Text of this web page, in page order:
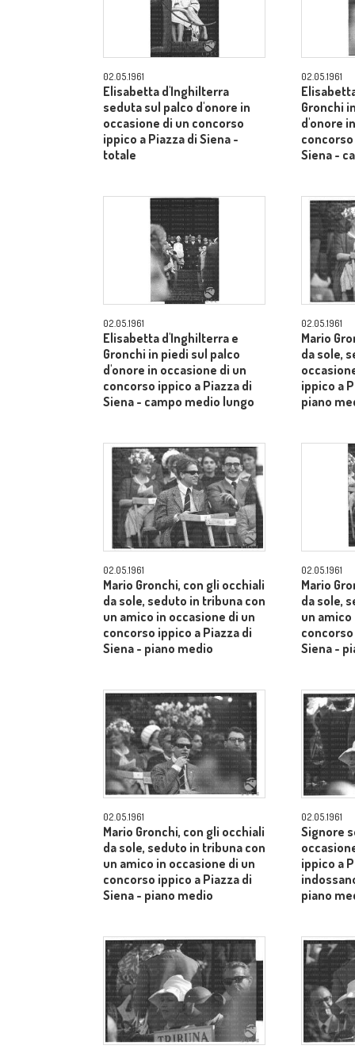
02.05.1961
Elisabetta d'Inghilterra
seduta sul palco d'onore in
occasione di un concorso
ippico a Piazza di Siena -
totale
02.05.1961
Gronchi
d'onore
Siena -
02.05.1961
Elisabetta d'Inghilterra e
Gronchi in piedi sul palco
d'onore in occasione di un
concorso ippico a Piazza di
Siena - campo medio lungo
02.05.1961
Mario
da sole,
ippico a
piano
02.05.1961
Mario Gronchi, con gli occhiali
da sole, seduto in tribuna con
un amico in occasione di un
concorso ippico a Piazza di
Siena - piano medio
02.05.1961
Mario
da sole,
un
Siena -
02.05.1961
Mario Gronchi, con gli occhiali
da sole, seduto in tribuna con
un amico in occasione di un
concorso ippico a Piazza di
Siena - piano medio
02.05.1961
Signore
ippico a
piano